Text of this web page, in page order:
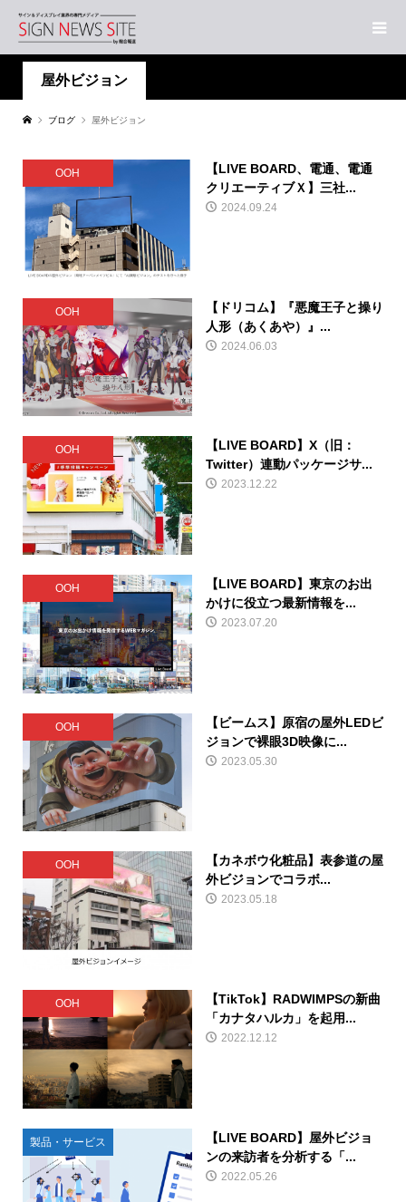
屋外ビジョン
ブログ 屋外ビジョン
OOH
【LIVE BOARD、電通、電通
クリエーティブＸ】三社...
2024.09.24
OOH
【ドリコム】『悪魔王子と操り
人形（あくあや）』...
2024.06.03
OOH
【LIVE BOARD】X（旧：
Twitter）連動パッケージサ...
2023.12.22
OOH
【LIVE BOARD】東京のお出
かけに役立つ最新情報を...
2023.07.20
OOH
【ビームス】原宿の屋外LEDビ
ジョンで裸眼3D映像に...
2023.05.30
OOH
【カネボウ化粧品】表参道の屋
外ビジョンでコラボ...
2023.05.18
OOH
【TikTok】RADWIMPSの新曲
「カナタハルカ」を起用...
2022.12.12
製品・サービス
【LIVE BOARD】屋外ビジョ
ンの来訪者を分析する「...
2022.05.26